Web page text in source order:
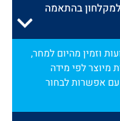
בהתאמה
וזמין מהיום למחר,
לפי מידה
אפשרות לבחור